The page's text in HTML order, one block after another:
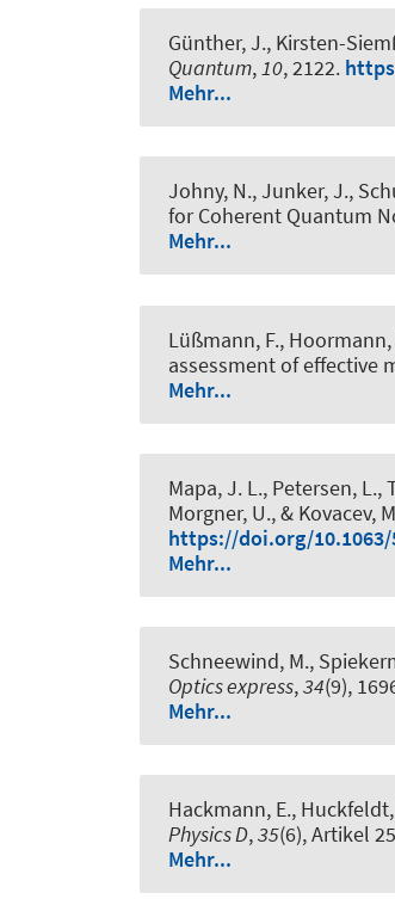
Günther, J., Kirsten-
Quantum,10, 2122.
Mehr...
Johny, N., Junker, J.,
for Coherent Quantum
Mehr...
Lüßmann, F., Hoormann,
assessment of effective
Mehr...
Mapa, J. L., Petersen, L.,
Morgner, U., & Kovacev,
https://doi.org/10.1063/
Mehr...
Schneewind, M.,
Optics express,34(9),
Mehr...
Hackmann, E.,
Physics D,35(6), Artikel
Mehr...